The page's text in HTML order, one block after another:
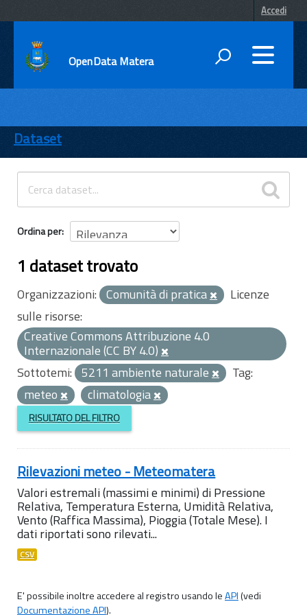
Accedi
OpenData Matera
ENTI
TEMI
INFORMAZIONI
Dataset
Ordina per
1 dataset trovato
Organizzazioni: Comunità di pratica
Licenze
sulle risorse:
Creative Commons Attribuzione 4.0
Internazionale (CC BY 4.0)
Sottotemi: 5211 ambiente naturale
Tag:
meteo
climatologia
RISULTATO DEL FILTRO
Rilevazioni meteo - Meteomatera
Valori estremali (massimi e minimi) di Pressione
Relativa, Temperatura Esterna, Umidità Relativa,
Vento (Raffica Massima), Pioggia (Totale Mese). I
dati riportati sono rilevati...
CSV
E' possibile inoltre accedere al registro usando leAPI(vedi
Documentazione API).